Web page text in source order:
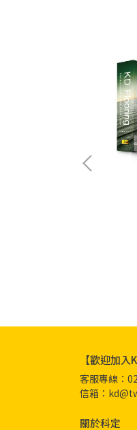
【歡迎加
客服專線：
信箱：
關於科定